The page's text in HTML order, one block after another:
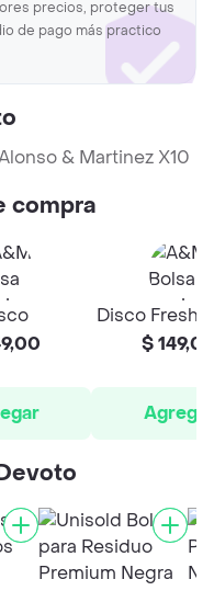
precios, proteger tus
de pago más practico
& Martinez X10
compra
Disco Fresh
$
Agregar